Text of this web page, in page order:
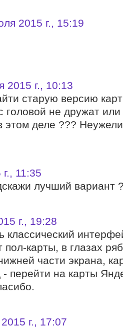
2015 г., 15:19
2015 г., 10:13
старую версию
головой не дружат
этом деле ???
11:35
лучший вариант
г., 19:28
классический
пол-карты, в глазах
части экрана,
перейти на карты
г., 17:07